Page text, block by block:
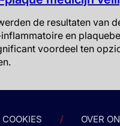
de resultaten van
en
voordeel ten
COOKIES OVER